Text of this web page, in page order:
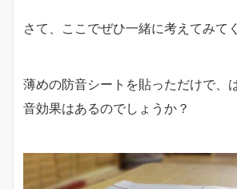
さて、ここでぜひ一緒に考えてみて
薄めの防音シートを貼っただけで、
音効果はあるのでしょうか？